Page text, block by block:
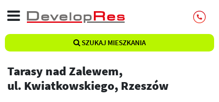
SZUKAJ MIESZKANIA
Tarasy nad Zalewem,
ul. Kwiatkowskiego, Rzeszów